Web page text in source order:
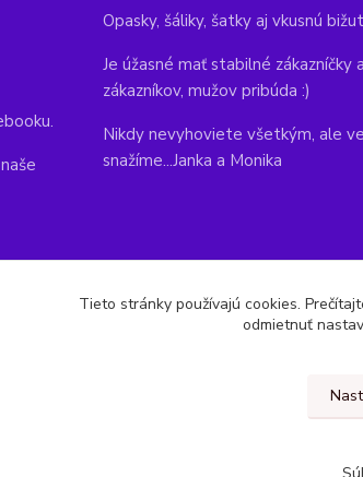
Opasky, šáliky, šatky aj vkusnú
Je úžasné mať stabilné zákazníčky
zákazníkov, mužov pribúda :)
Nikdy nevyhoviete všetkým, ale
snažíme...Janka a Monika
Tieto stránky používajú cookies.
odmietnuť